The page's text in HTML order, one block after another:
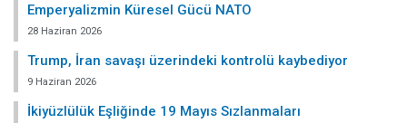
Emperyalizmin Küresel Gücü NATO
28 Haziran 2026
Trump, İran savaşı üzerindeki kontrolü kaybediyor
9 Haziran 2026
İkiyüzlülük Eşliğinde 19 Mayıs Sızlanmaları